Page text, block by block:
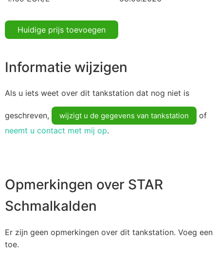
Huidige prijs toevoegen
Informatie wijzigen
Als u iets weet over dit tankstation dat nog niet is
geschreven, wijzigt u de gegevens van tankstation
of
neemt u contact met mij op.
Opmerkingen over STAR
Schmalkalden
Er zijn geen opmerkingen over dit tankstation. Voeg een
toe.